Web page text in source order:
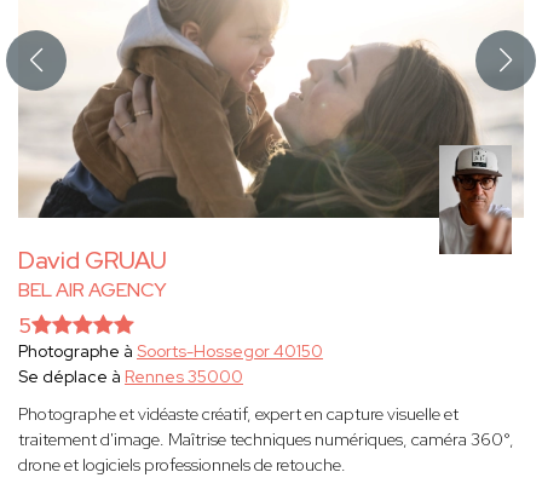
David GRUAU
BEL AIR AGENCY
5
Photographe à Soorts-Hossegor 40150
Se déplace à Rennes 35000
Photographe et vidéaste créatif, expert en capture visuelle et
traitement d'image. Maîtrise techniques numériques, caméra 360°,
drone et logiciels professionnels de retouche.